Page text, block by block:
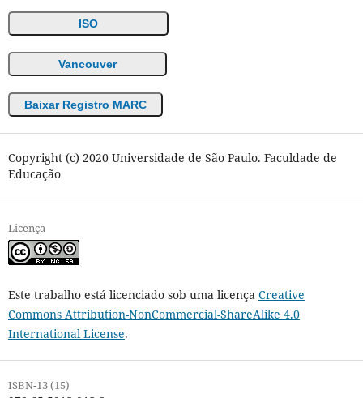
ISO
Vancouver
Baixar Registro MARC
Copyright (c) 2020 Universidade de São Paulo. Faculdade de
Educação
Licença
Este trabalho está licenciado sob uma licença Creative
Commons Attribution-NonCommercial-ShareAlike 4.0
International License.
ISBN-13 (15)